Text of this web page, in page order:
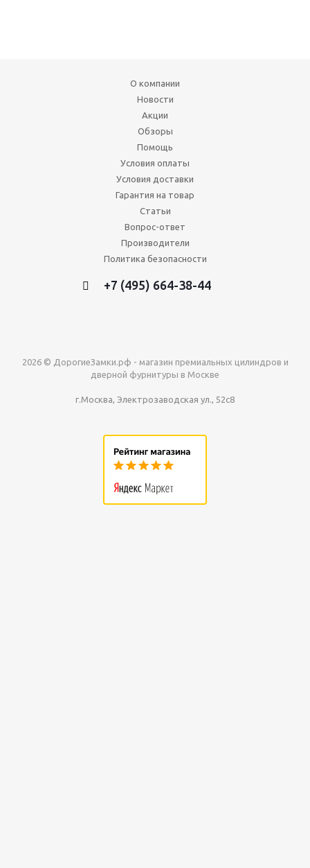
О компании
Новости
Акции
Обзоры
Помощь
Условия оплаты
Условия доставки
Гарантия на товар
Статьи
Вопрос-ответ
Производители
Политика безопасности
+7 (495) 664-38-44
2026 © ДорогиеЗамки.рф - магазин премиальных цилиндров и
дверной фурнитуры в Москве
г.Москва, Электрозаводская ул., 52с8